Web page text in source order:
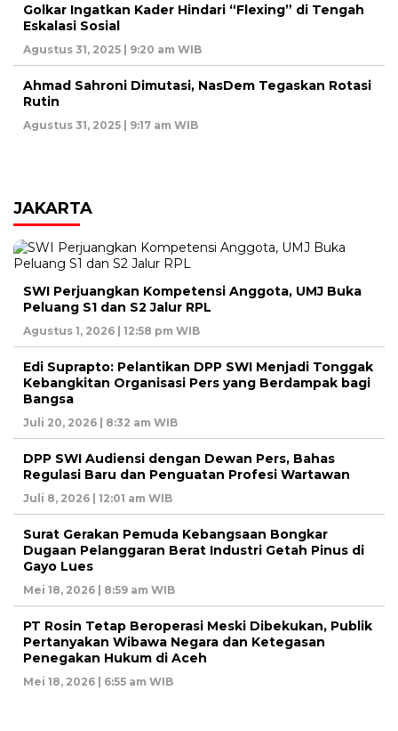
Golkar Ingatkan Kader Hindari “Flexing” di Tengah
Eskalasi Sosial
Agustus 31, 2025 | 9:20 am WIB
Ahmad Sahroni Dimutasi, NasDem Tegaskan Rotasi
Rutin
Agustus 31, 2025 | 9:17 am WIB
JAKARTA
SWI Perjuangkan Kompetensi Anggota, UMJ Buka
Peluang S1 dan S2 Jalur RPL
Agustus 1, 2026 | 12:58 pm WIB
Edi Suprapto: Pelantikan DPP SWI Menjadi Tonggak
Kebangkitan Organisasi Pers yang Berdampak bagi
Bangsa
Juli 20, 2026 | 8:32 am WIB
DPP SWI Audiensi dengan Dewan Pers, Bahas
Regulasi Baru dan Penguatan Profesi Wartawan
Juli 8, 2026 | 12:01 am WIB
Surat Gerakan Pemuda Kebangsaan Bongkar
Dugaan Pelanggaran Berat Industri Getah Pinus di
Gayo Lues
Mei 18, 2026 | 8:59 am WIB
PT Rosin Tetap Beroperasi Meski Dibekukan, Publik
Pertanyakan Wibawa Negara dan Ketegasan
Penegakan Hukum di Aceh
Mei 18, 2026 | 6:55 am WIB